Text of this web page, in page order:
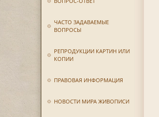
ЧАСТО ЗАДАВАЕМЫЕ
ВОПРОСЫ
РЕПРОДУКЦИИ КАРТИН ИЛИ
КОПИИ
ПРАВОВАЯ ИНФОРМАЦИЯ
НОВОСТИ МИРА ЖИВОПИСИ